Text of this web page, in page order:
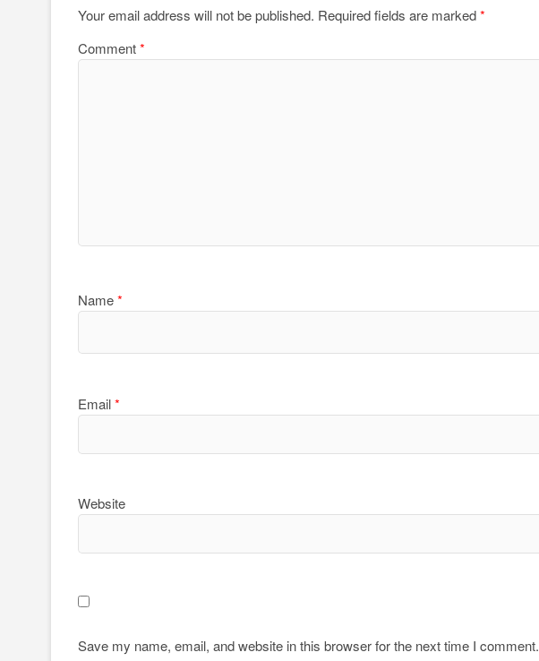
Your email address will not be published. Required fields are marked*
Comment*
Name*
Email*
Website
Save my name, email, and website in this browser for the next time I comment.